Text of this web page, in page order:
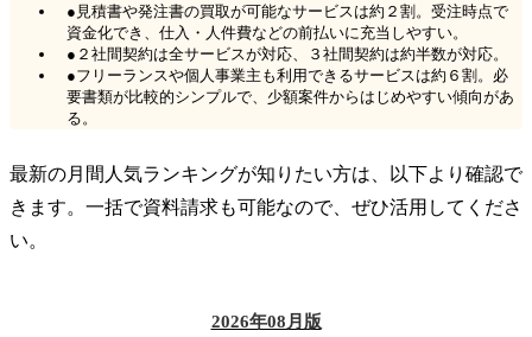
●見積書や発注書の買取が可能なサービスは約２割。受注時点で
資金化でき、仕入・人件費などの前払いに充当しやすい。
●２社間契約は全サービスが対応、３社間契約は約半数が対応。
●フリーランスや個人事業主も利用できるサービスは約６割。必
要書類が比較的シンプルで、少額案件からはじめやすい傾向があ
る。
最新の月間人気ランキングが知りたい方は、以下より確認で
きます。一括で資料請求も可能なので、ぜひ活用してくださ
い。
2026年08月版